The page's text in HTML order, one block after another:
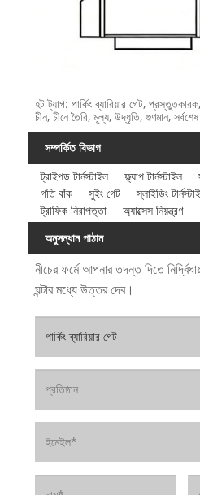
হট ট্যাগ: পার্কিং ব্যারিয়ার গেট,
চীন, চীনে তৈরি, মূল্য, উদ্ধৃতি, গুণমান,
সম্পর্কিত বিভাগ
ট্রাইপড টার্নস্টাইল
ফ্ল্যাপ টার্নস্টাইল
গতি বাঁক
সুইং গেট স্লাইডিং
ট্রাফিক নিরাপত্তা
অ্যাক্সেস নিয়ন্ত্রণ
অনুসন্ধান পাঠান
নীচের ফর্মে আপনার তদন্ত দিতে
ঘন্টার মধ্যে উত্তর দেব।